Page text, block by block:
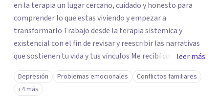
en la terapia un lugar cercano, cuidado y honesto para
comprender lo que estas viviendo y empezar a
transformarlo Trabajo desde la terapia sistemica y
existencial con el fin de revisar y reescribir las narrativas
que sostienen tu vida y tus vínculos Me recibí como lic en
psicología en 2016 (Universidad de Mendoza). Soy
especialista en terapia de pareja (Escuela Sistemica
Argentina), diplomada en psicoterapia integrativa
leer más
Depresión Problemas emocionales
Conflictos familiares
+4 más